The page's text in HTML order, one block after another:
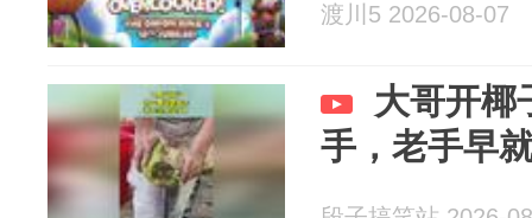
渡川5 2026-08-07
大哥开椰
手，老手早